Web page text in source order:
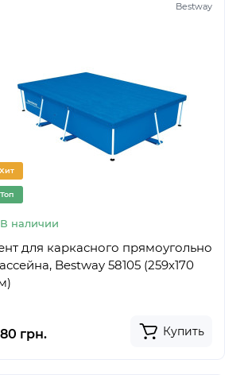
Bestway
Хит
Топ
В наличии
для каркасного прямоугольно
Bestway 58105 (259х170
грн. Купить